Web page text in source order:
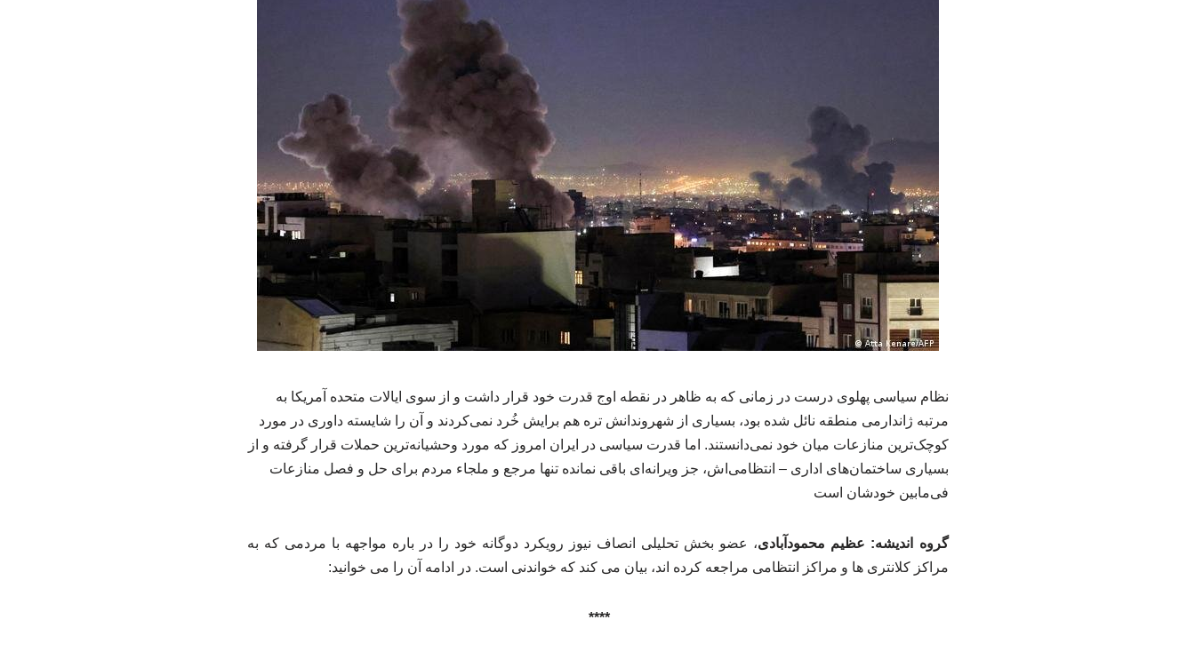
نظام سیاسی پهلوی درست در زمانی که به ظاهر در نقطه اوج قدرت خود قرار داشت و از سوی ایالات متحده آمریکا به
مرتبه ژاندارمی منطقه نائل شده بود، بسیاری از شهروندانش تره هم برایش خُرد نمی‌کردند و آن را شایسته داوری در مورد
کوچک‌ترین منازعات میان خود نمی‌دانستند. اما قدرت سیاسی در ایران امروز که مورد وحشیانه‌ترین حملات قرار گرفته و از
بسیاری ساختمان‌های اداری – انتظامی‌اش، جز ویرانه‌ای باقی نمانده تنها مرجع و ملجاء مردم برای حل و فصل منازعات
فی‌مابین خودشان است
گروه اندیشه: عظیم محمودآبادی، عضو بخش تحلیلی انصاف نیوز رویکرد دوگانه خود را در باره مواجهه با مردمی که به
مراکز کلانتری ها و مراکز انتظامی مراجعه کرده اند، بیان می کند که خواندنی است. در ادامه آن را می خوانید:
****